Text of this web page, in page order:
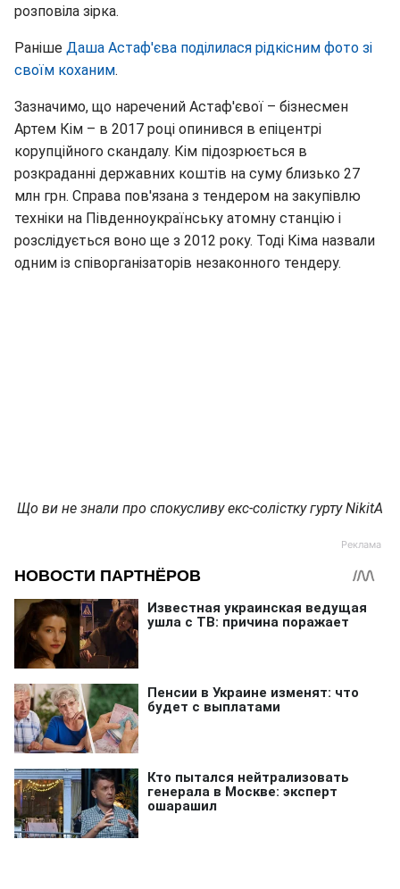
розповіла зірка.
Раніше Даша Астаф'єва поділилася рідкісним фото зі
своїм коханим.
Зазначимо, що наречений Астаф'євої – бізнесмен
Артем Кім – в 2017 році опинився в епіцентрі
корупційного скандалу. Кім підозрюється в
розкраданні державних коштів на суму близько 27
млн грн. Справа пов'язана з тендером на закупівлю
техніки на Південноукраїнську атомну станцію і
розслідується воно ще з 2012 року. Тоді Кіма назвали
одним із співорганізаторів незаконного тендеру.
Що ви не знали про спокусливу екс-солістку гурту NikitA